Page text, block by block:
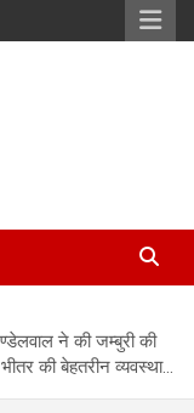
ने की जम्बुरी की
की बेहतरीन व्यवस्था…